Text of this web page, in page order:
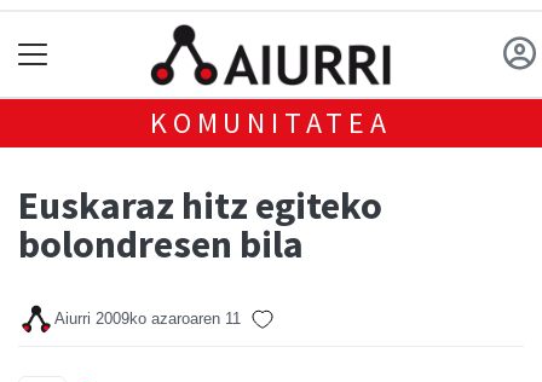
KOMUNITATEA
Euskaraz hitz egiteko
bolondresen bila
Aiurri 2009ko azaroaren 11